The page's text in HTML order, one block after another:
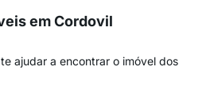
em Cordovil
ajudar a encontrar o imóvel dos